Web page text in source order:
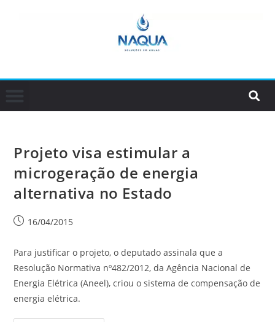
Projeto visa estimular a
microgeração de energia
alternativa no Estado
16/04/2015
Para justificar o projeto, o deputado assinala que a
Resolução Normativa nº482/2012, da Agência Nacional de
Energia Elétrica (Aneel), criou o sistema de compensação de
energia elétrica.